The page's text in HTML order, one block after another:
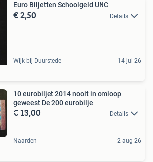
Euro Biljetten Schoolgeld UNC
€ 2,50 Details
Wijk bij Duurstede 14 jul 26
10 eurobiljet 2014 nooit in omloop
geweest De 200 eurobilje
€ 13,00 Details
Naarden 2 aug 26